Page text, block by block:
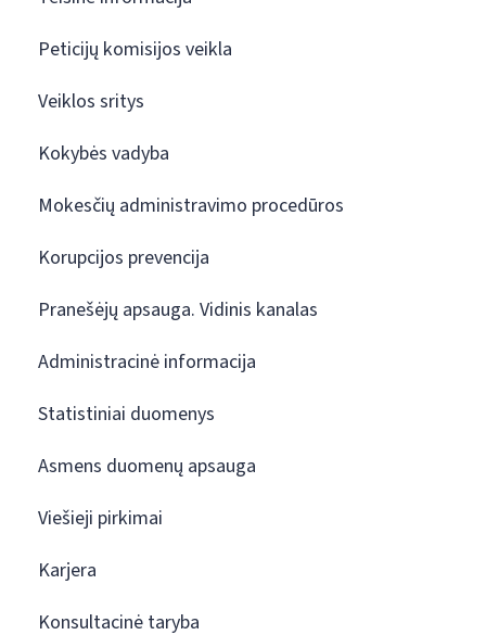
Peticijų komisijos veikla
Veiklos sritys
Kokybės vadyba
Mokesčių administravimo procedūros
Korupcijos prevencija
Pranešėjų apsauga. Vidinis kanalas
Administracinė informacija
Statistiniai duomenys
Asmens duomenų apsauga
Viešieji pirkimai
Karjera
Konsultacinė taryba